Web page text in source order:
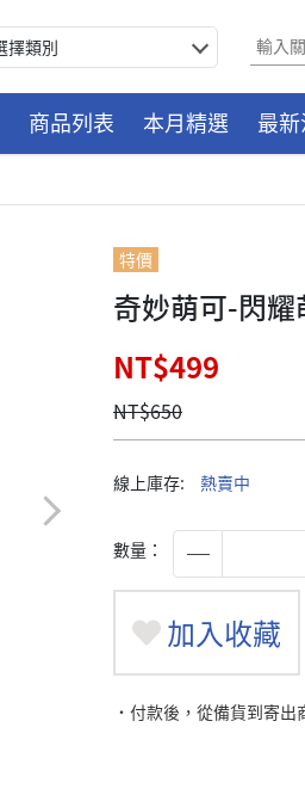
擇類別
商品列表 本月精選 最
特價
奇妙萌可-閃耀
NT$499
NT$650
線上庫存: 熱賣中
數量：
加入收藏
˙付款後，從備貨到寄出